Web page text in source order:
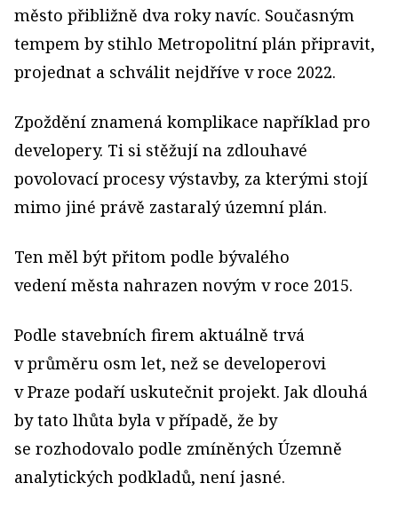
město přibližně dva roky navíc. Současným
tempem by stihlo Metropolitní plán připravit,
projednat a schválit nejdříve v roce 2022.
Zpoždění znamená komplikace například pro
developery. Ti si stěžují na zdlouhavé
povolovací procesy výstavby, za kterými stojí
mimo jiné právě zastaralý územní plán.
Ten měl být přitom podle bývalého
vedení města nahrazen novým v roce 2015.
Podle stavebních firem aktuálně trvá
v průměru osm let, než se developerovi
v Praze podaří uskutečnit projekt. Jak dlouhá
by tato lhůta byla v případě, že by
se rozhodovalo podle zmíněných Územně
analytických podkladů, není jasné.